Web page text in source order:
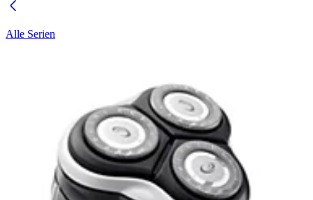
Alle Serien